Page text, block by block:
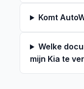
Komt
Welke
mijn Kia te